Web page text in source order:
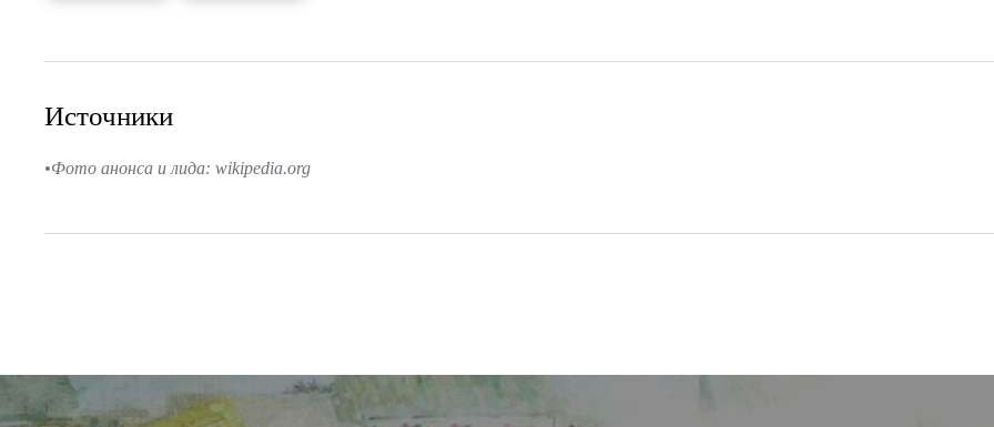
Источники
Фото анонса и лида: wikipedia.org